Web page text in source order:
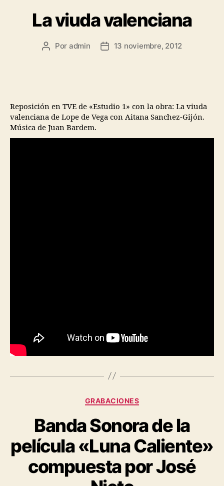
La viuda valenciana
Por admin 13 noviembre, 2012
Reposición en TVE de «Estudio 1» con la obra: La viuda
valenciana de Lope de Vega con Aitana Sanchez-Gijón.
Música de Juan Bardem.
GRABACIONES
Banda Sonora de la
película «Luna Caliente»
compuesta por José